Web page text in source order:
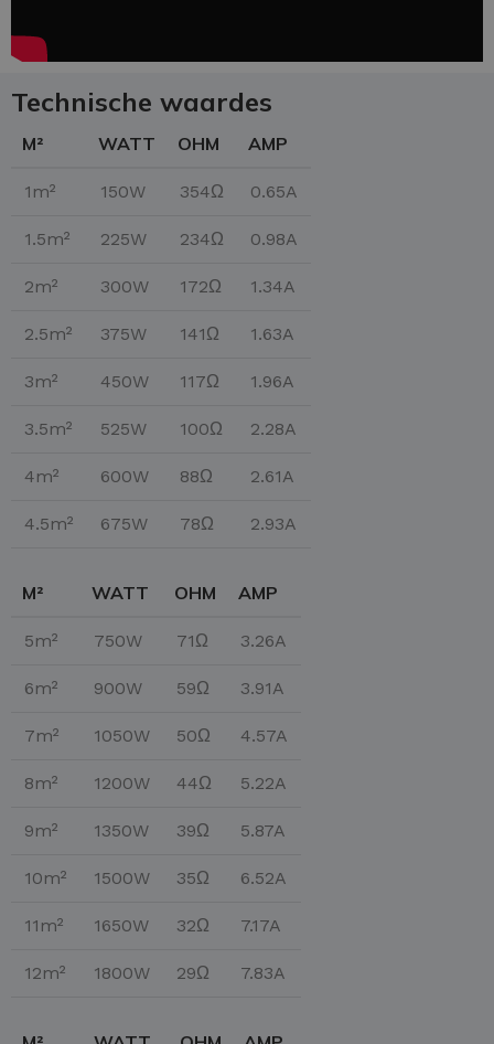
Technische waardes
M² WATT OHM AMP
1m² 150W 354Ω 0.65A
1.5m² 225W 234Ω 0.98A
2m² 300W 172Ω 1.34A
2.5m² 375W 141Ω 1.63A
3m² 450W 117Ω 1.96A
3.5m² 525W 100Ω 2.28A
4m² 600W 88Ω 2.61A
4.5m² 675W 78Ω 2.93A
M² WATT OHM AMP
5m² 750W 71Ω 3.26A
6m² 900W 59Ω 3.91A
7m² 1050W 50Ω 4.57A
8m² 1200W 44Ω 5.22A
9m² 1350W 39Ω 5.87A
10m² 1500W 35Ω 6.52A
11m² 1650W 32Ω 7.17A
12m² 1800W 29Ω 7.83A